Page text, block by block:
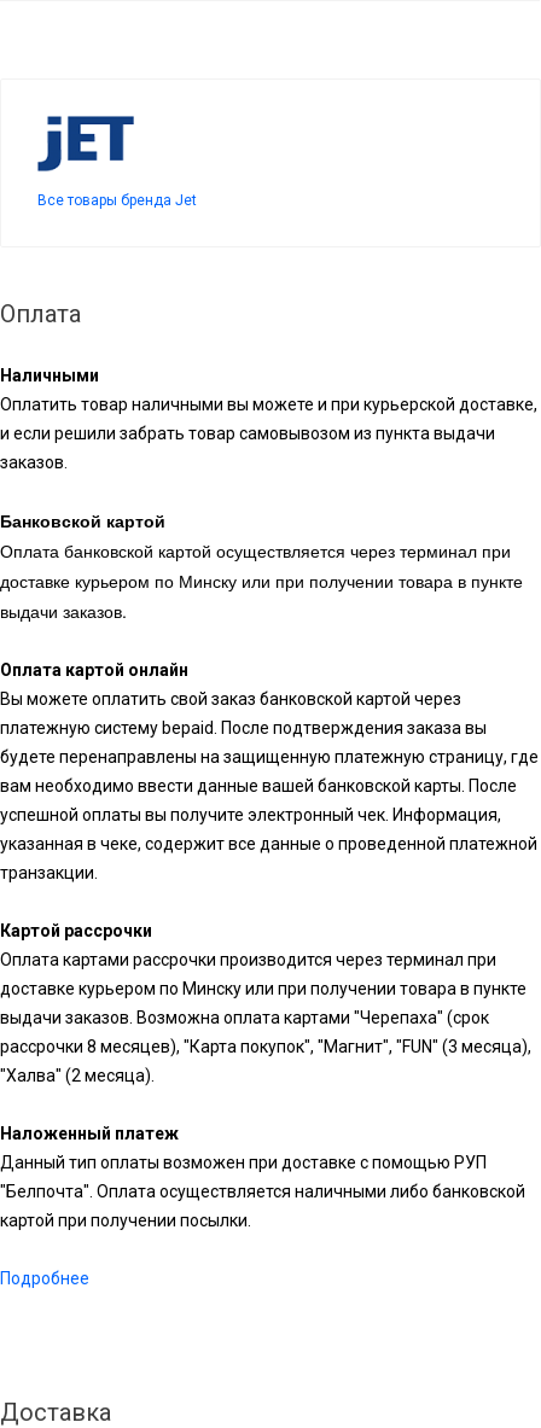
Все товары бренда Jet
Оплата
Наличными
Оплатить товар наличными вы можете и при курьерской доставке,
и если решили забрать товар самовывозом из пункта выдачи
заказов.
Банковской картой
Оплата банковской картой осуществляется через терминал при
доставке курьером по Минску или при получении товара в пункте
выдачи заказов.
Оплата картой онлайн
Вы можете оплатить свой заказ банковской картой через
платежную систему bepaid. После подтверждения заказа вы
будете перенаправлены на защищенную платежную страницу, где
вам необходимо ввести данные вашей банковской карты. После
успешной оплаты вы получите электронный чек. Информация,
указанная в чеке, содержит все данные о проведенной платежной
транзакции.
Картой рассрочки
Оплата картами рассрочки производится через терминал при
доставке курьером по Минску или при получении товара в пункте
выдачи заказов. Возможна оплата картами "Черепаха" (срок
рассрочки 8 месяцев), "Карта покупок", "Магнит", "FUN" (3 месяца),
"Халва" (2 месяца).
Наложенный платеж
Данный тип оплаты возможен при доставке с помощью РУП
"Белпочта". Оплата осуществляется наличными либо банковской
картой при получении посылки.
Подробнее
Доставка